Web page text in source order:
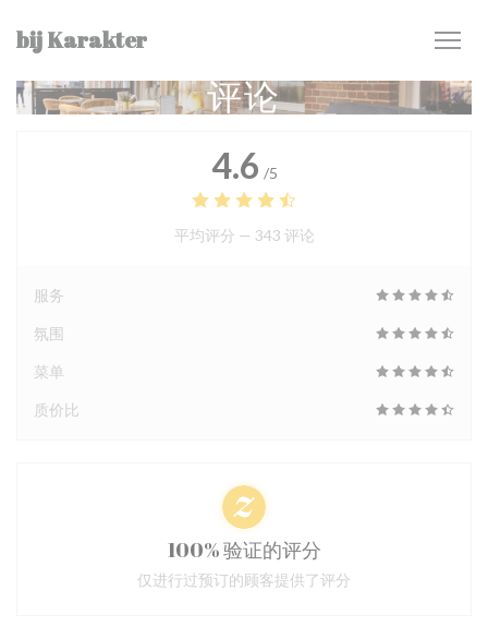
bij Karakter
评论
4.6 /5
平均评分 — 343 评论
服务
氛围
菜单
质价比
100% 验证的评分
仅进行过预订的顾客提供了评分